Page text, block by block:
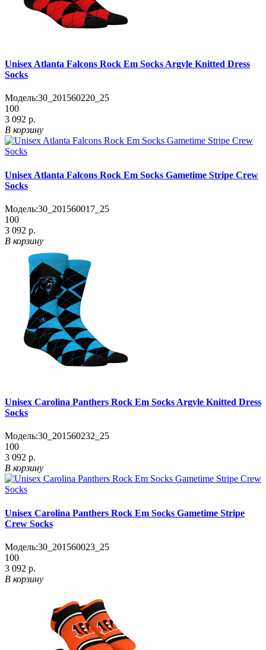
Unisex Atlanta Falcons Rock Em Socks Argyle Knitted Dress
Socks
Модель:30_201560220_25
100
3 092 р.
В корзину
Unisex Atlanta Falcons Rock Em Socks Gametime Stripe Crew
Socks
Модель:30_201560017_25
100
3 092 р.
В корзину
Unisex Carolina Panthers Rock Em Socks Argyle Knitted Dress
Socks
Модель:30_201560232_25
100
3 092 р.
В корзину
Unisex Carolina Panthers Rock Em Socks Gametime Stripe
Crew Socks
Модель:30_201560023_25
100
3 092 р.
В корзину